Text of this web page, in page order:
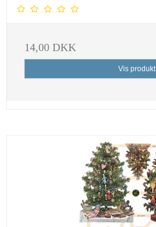
14,00 DKK
Vis produkt